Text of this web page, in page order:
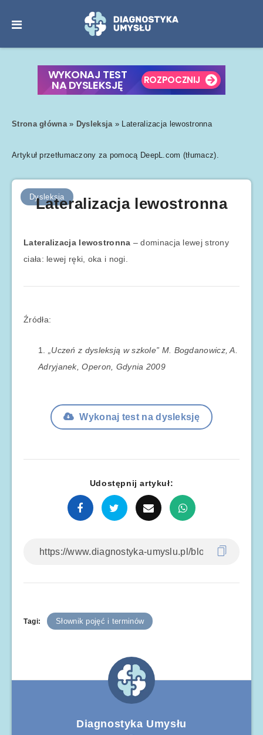
Strona główna» Dysleksja» Lateralizacja lewostronna
Artykuł przetłumaczony za pomocą DeepL.com (tłumacz).
Dysleksja
Lateralizacja lewostronna
Lateralizacja lewostronna – dominacja lewej strony
ciała: lewej ręki, oka i nogi.
Źródła:
„Uczeń z dysleksją w szkole” M. Bogdanowicz, A.
Adryjanek, Operon, Gdynia 2009
Wykonaj test na dysleksję
Udostępnij artykuł:
Tagi: Słownik pojęć i terminów
Diagnostyka Umysłu